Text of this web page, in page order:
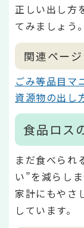
正しい出し方
てみましょう。
関連ページ
ごみ等品目マ
資源物の出し
食品ロス
まだ食べられ
い”を減らし
家計にもやさ
しています。